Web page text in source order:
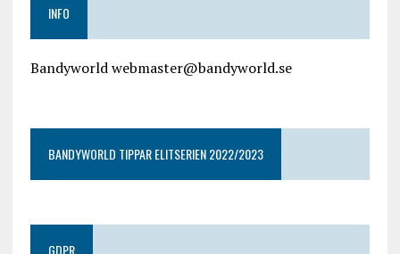
INFO
Bandyworld webmaster@bandyworld.se
BANDYWORLD TIPPAR ELITSERIEN 2022/2023